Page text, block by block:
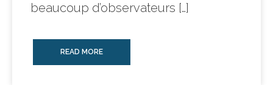
beaucoup d’observateurs […]
READ MORE